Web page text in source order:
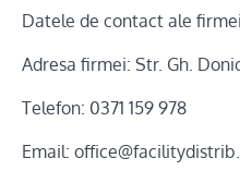
Datele de contact ale
Adresa firmei: Str. Gh.
Telefon: 0371 159 978
Email: